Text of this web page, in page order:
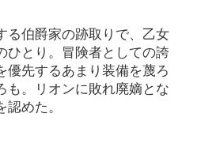
る伯爵家の跡取りで、乙女
ひとり。冒険者としての誇
優先するあまり装備を蔑ろ
も。リオンに敗れ廃嫡とな
めた。